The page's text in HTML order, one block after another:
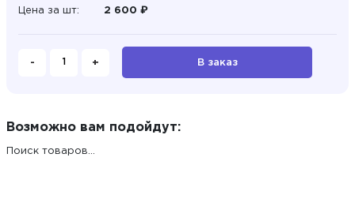
Цена за шт: 2 600 ₽
- + В заказ
Возможно вам подойдут:
Поиск товаров...